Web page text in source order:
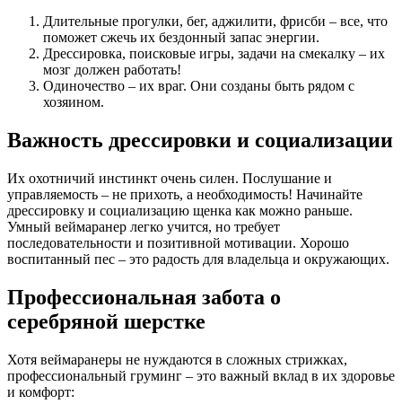
Длительные прогулки, бег, аджилити, фрисби – все, что
поможет сжечь их бездонный запас энергии.
Дрессировка, поисковые игры, задачи на смекалку – их
мозг должен работать!
Одиночество – их враг. Они созданы быть рядом с
хозяином.
Важность дрессировки и социализации
Их охотничий инстинкт очень силен. Послушание и
управляемость – не прихоть, а необходимость! Начинайте
дрессировку и социализацию щенка как можно раньше.
Умный веймаранер легко учится, но требует
последовательности и позитивной мотивации. Хорошо
воспитанный пес – это радость для владельца и окружающих.
Профессиональная забота о
серебряной шерстке
Хотя веймаранеры не нуждаются в сложных стрижках,
профессиональный груминг – это важный вклад в их здоровье
и комфорт: